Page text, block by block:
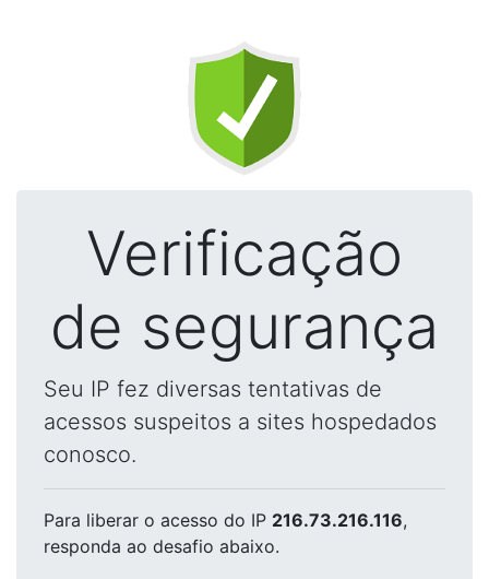
Verificação
de segurança
Seu IP fez diversas tentativas de
acessos suspeitos a sites hospedados
conosco.
Para liberar o acesso do IP 216.73.216.116,
responda ao desafio abaixo.